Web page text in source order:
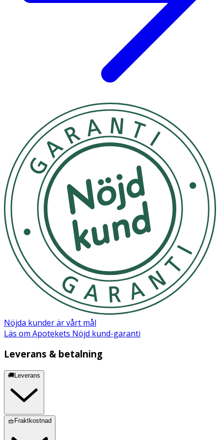
421
2530 mg 127
*Dagligt referensintag, ** DRI ej fastställd
100% ekologisk: vetegräs, korngräs, spirulina, moringa,
spenat, nässla, chlorella.
Märkning: EU-ekologiskt
Nöjda kunder är vårt mål
Läs om Apotekets Nöjd kund-garanti
Leverans & betalning
🚚Leverans
🧺Fraktkostnad